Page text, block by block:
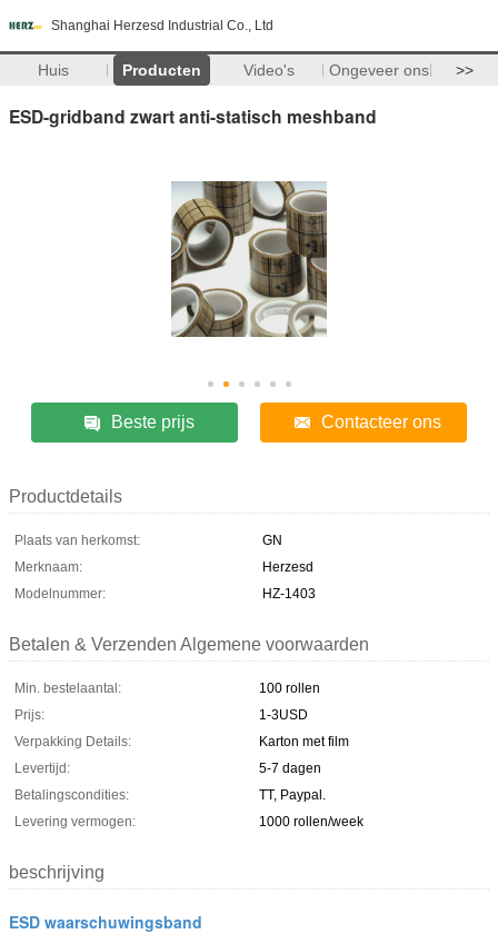
Shanghai Herzesd Industrial Co., Ltd
Huis Producten Video's Ongeveer ons >>
ESD-gridband zwart anti-statisch meshband
Beste prijs Contacteer ons
Productdetails
Plaats van herkomst:
GN
Merknaam:
Herzesd
Modelnummer:
HZ-1403
Betalen & Verzenden Algemene voorwaarden
Min. bestelaantal:
100 rollen
Prijs:
1-3USD
Verpakking Details:
Karton met film
Levertijd:
5-7 dagen
Betalingscondities:
TT, Paypal.
Levering vermogen:
1000 rollen/week
beschrijving
ESD waarschuwingsband